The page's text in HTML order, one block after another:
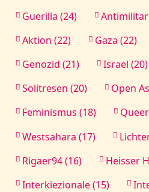
Guerilla (24)
Aktion (22)
Gaza (22)
Genozid (21)
Israel (20)
Solitresen (20)
Open
Feminismus (18)
Westsahara (17)
Rigaer94 (16)
Heisser
Interkiezionale (15)